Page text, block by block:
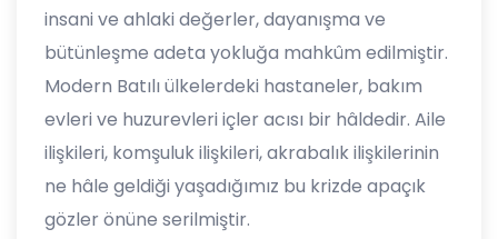
insani ve ahlaki değerler, dayanışma ve
bütünleşme adeta yokluğa mahkûm edilmiştir.
Modern Batılı ülkelerdeki hastaneler, bakım
evleri ve huzurevleri içler acısı bir hâldedir. Aile
ilişkileri, komşuluk ilişkileri, akrabalık ilişkilerinin
ne hâle geldiği yaşadığımız bu krizde apaçık
gözler önüne serilmiştir.